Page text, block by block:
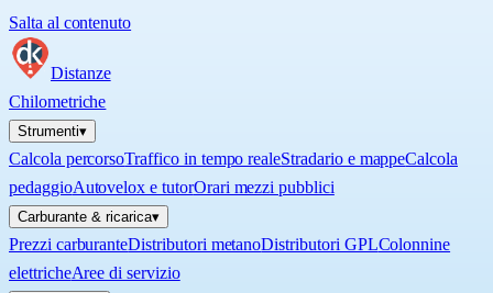
Salta al contenuto
Distanze
Chilometriche
Strumenti▾
Calcola percorsoTraffico in tempo realeStradario e mappeCalcola
pedaggioAutovelox e tutorOrari mezzi pubblici
Carburante & ricarica▾
Prezzi carburanteDistributori metanoDistributori GPLColonnine
elettricheAree di servizio